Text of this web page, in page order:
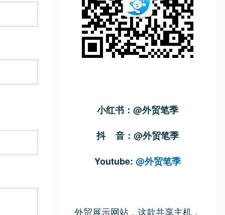
小红书：@外贸笔季
抖 音：@外贸笔季
Youtube: @外贸笔季
外贸展示网站，这款共享主机，